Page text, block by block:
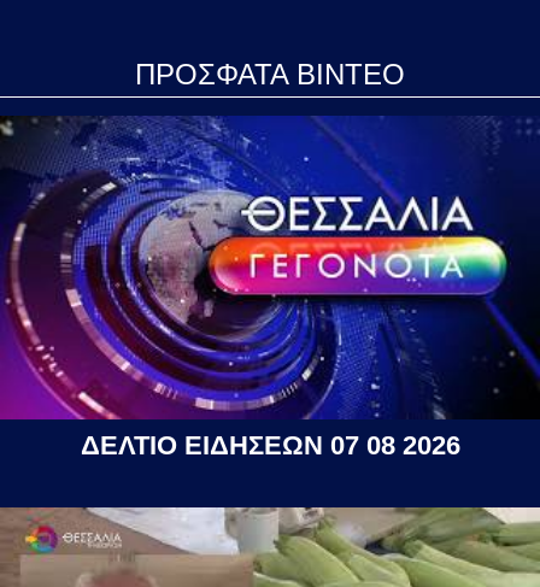
ΠΡΟΣΦΑΤΑ ΒΙΝΤΕΟ
ΔΕΛΤΙΟ ΕΙΔΗΣΕΩΝ 07 08 2026